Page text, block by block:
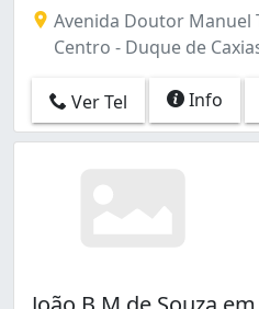
Avenida Doutor Manuel
Centro - Duque de
Ver Tel Info